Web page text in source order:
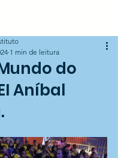
Mundo do
Aníbal
1 min de leitura